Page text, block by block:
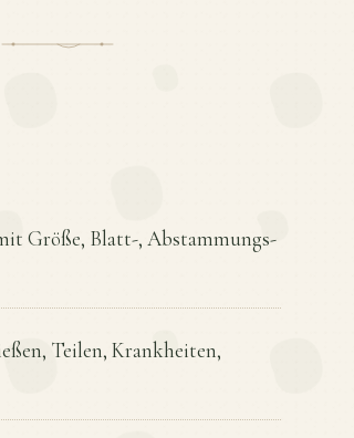
Größe, Blatt-, Abstammungs-
Teilen, Krankheiten,